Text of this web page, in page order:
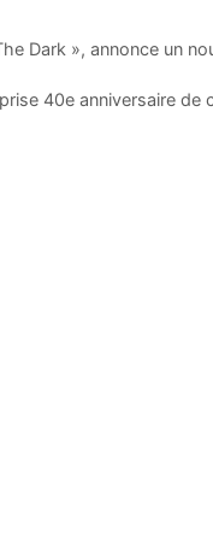
Dark », annonce un
40e anniversaire de